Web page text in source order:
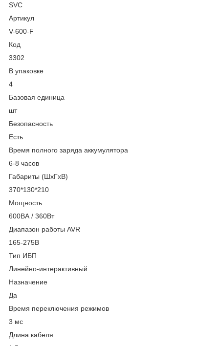
SVC
Артикул
V-600-F
Код
3302
В упаковке
4
Базовая единица
шт
Безопасность
Есть
Время полного заряда аккумулятора
6-8 часов
Габариты (ШхГхВ)
370*130*210
Мощность
600ВА / 360Вт
Диапазон работы AVR
165-275В
Тип ИБП
Линейно-интерактивный
Назначение
Да
Время переключения режимов
3 мс
Длина кабеля